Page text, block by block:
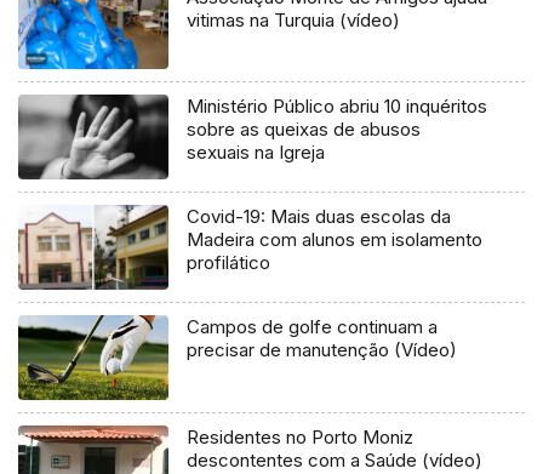
vitimas na Turquia (vídeo)
Ministério Público abriu 10 inquéritos
sobre as queixas de abusos
sexuais na Igreja
Covid-19: Mais duas escolas da
Madeira com alunos em isolamento
profilático
Campos de golfe continuam a
precisar de manutenção (Vídeo)
Residentes no Porto Moniz
descontentes com a Saúde (vídeo)